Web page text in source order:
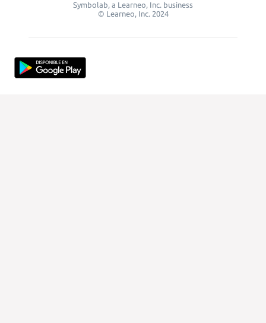
Symbolab, a Learneo, Inc. business
© Learneo, Inc. 2024